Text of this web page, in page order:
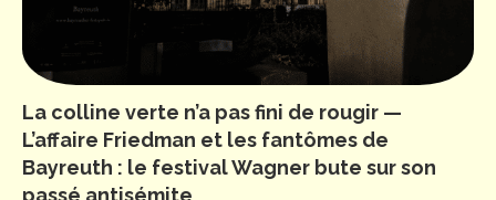
La colline verte n’a pas fini de rougir —
L’affaire Friedman et les fantômes de
Bayreuth : le festival Wagner bute sur son
passé antisémite